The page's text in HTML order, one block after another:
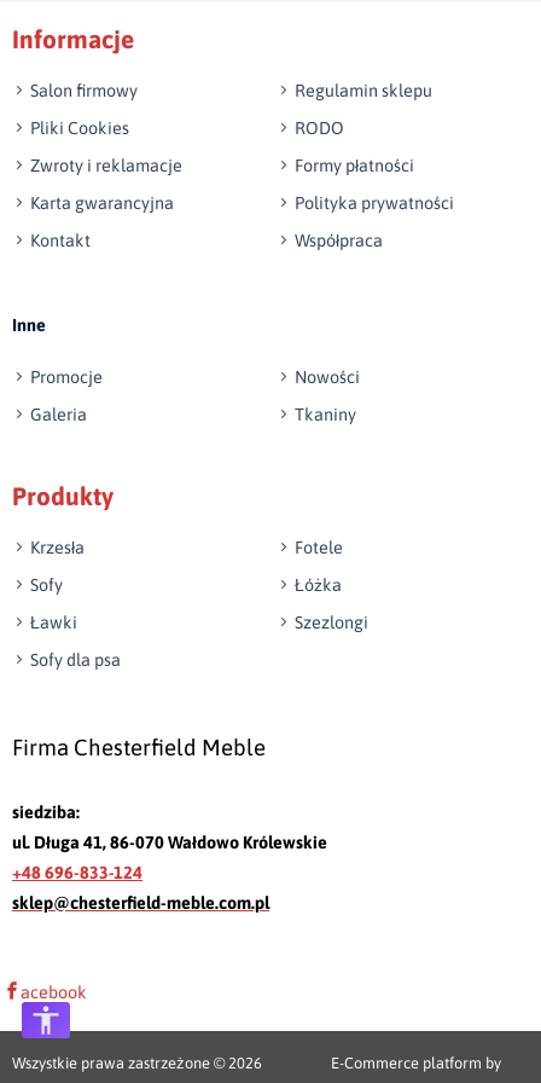
Wyślij opinię
Informacje
Salon firmowy
Regulamin sklepu
Pliki Cookies
RODO
Zwroty i reklamacje
Formy płatności
Karta gwarancyjna
Polityka prywatności
Kontakt
Współpraca
Inne
Promocje
Nowości
Galeria
Tkaniny
Produkty
Krzesła
Fotele
Sofy
Łóżka
Ławki
Szezlongi
Sofy dla psa
Firma Chesterfield Meble
siedziba:
ul. Długa 41, 86-070 Wałdowo Królewskie
+48 696-833-124
sklep@chesterfield-meble.com.pl
acebook
Wszystkie prawa zastrzeżone © 2026
E-Commerce platform by